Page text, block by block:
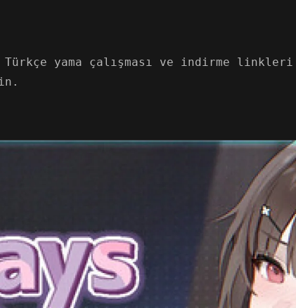
Türkçe yama çalışması ve indirme linkleri